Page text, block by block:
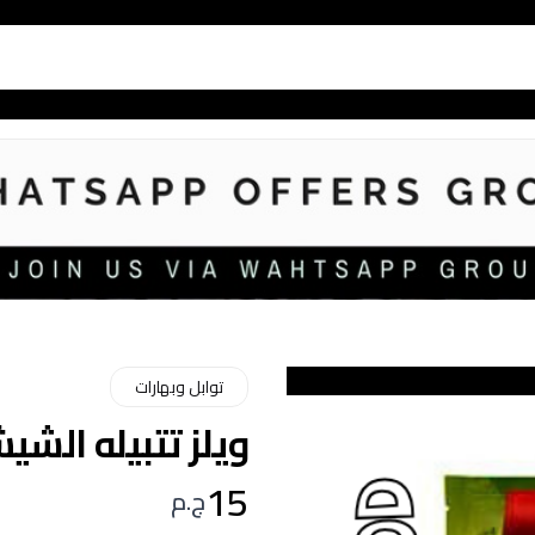
توابل وبهارات
ويلز تتبيله
15ج.م